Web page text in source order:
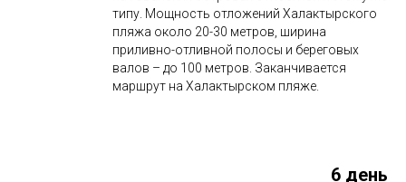
типу. Мощность отложений Халактырского
пляжа около 20-30 метров, ширина
приливно-отливной полосы и береговых
валов – до 100 метров. Заканчивается
маршрут на Халактырском пляже.
6 день